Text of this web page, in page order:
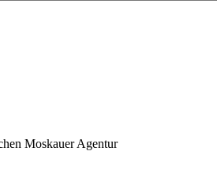
Moskauer Agentur